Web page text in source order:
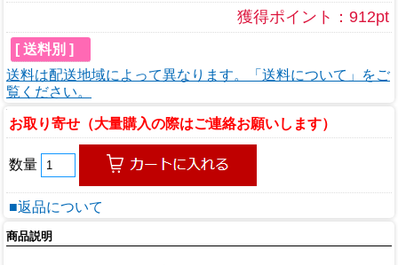
獲得ポイント：912pt
[ 送料別 ]
送料は配送地域によって異なります。「送料について」をご
覧ください。
お取り寄せ（大量購入の際はご連絡お願いします）
数量
■返品について
商品説明